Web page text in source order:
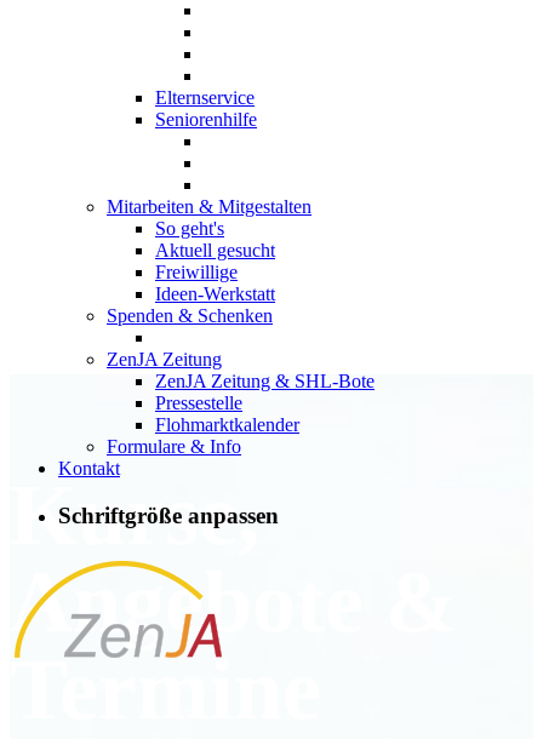
Elternservice
Seniorenhilfe
Mitarbeiten & Mitgestalten
So geht's
Aktuell gesucht
Freiwillige
Ideen-Werkstatt
Spenden & Schenken
ZenJA Zeitung
ZenJA Zeitung & SHL-Bote
Pressestelle
Flohmarktkalender
Formulare & Info
Kontakt
Schriftgröße anpassen
Kurse,
Angebote &
Termine